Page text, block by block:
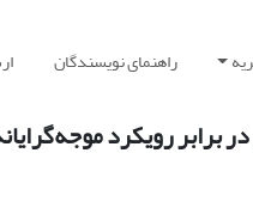
راهنمای نویسندگان
برابر رویکرد